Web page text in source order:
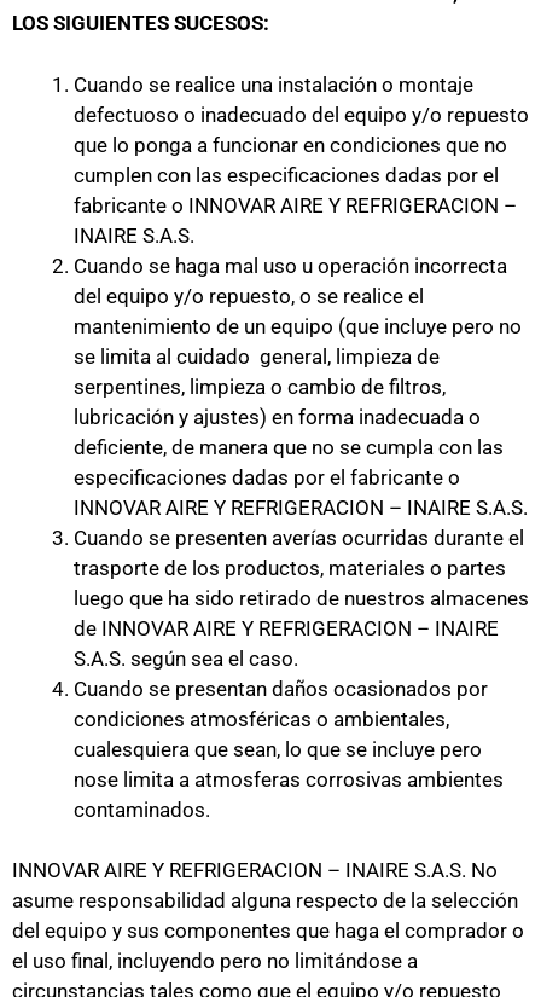
LOS SIGUIENTES SUCESOS:
Cuando se realice una instalación o montaje
defectuoso o inadecuado del equipo y/o repuesto
que lo ponga a funcionar en condiciones que no
cumplen con las especificaciones dadas por el
fabricante o INNOVAR AIRE Y REFRIGERACION –
INAIRE S.A.S.
Cuando se haga mal uso u operación incorrecta
del equipo y/o repuesto, o se realice el
mantenimiento de un equipo (que incluye pero no
se limita al cuidado general, limpieza de
serpentines, limpieza o cambio de filtros,
lubricación y ajustes) en forma inadecuada o
deficiente, de manera que no se cumpla con las
especificaciones dadas por el fabricante o
INNOVAR AIRE Y REFRIGERACION – INAIRE S.A.S.
Cuando se presenten averías ocurridas durante el
trasporte de los productos, materiales o partes
luego que ha sido retirado de nuestros almacenes
de INNOVAR AIRE Y REFRIGERACION – INAIRE
S.A.S. según sea el caso.
Cuando se presentan daños ocasionados por
condiciones atmosféricas o ambientales,
cualesquiera que sean, lo que se incluye pero
nose limita a atmosferas corrosivas ambientes
contaminados.
INNOVAR AIRE Y REFRIGERACION – INAIRE S.A.S. No
asume responsabilidad alguna respecto de la selección
del equipo y sus componentes que haga el comprador o
el uso final, incluyendo pero no limitándose a
circunstancias tales como que el equipo y/o repuesto